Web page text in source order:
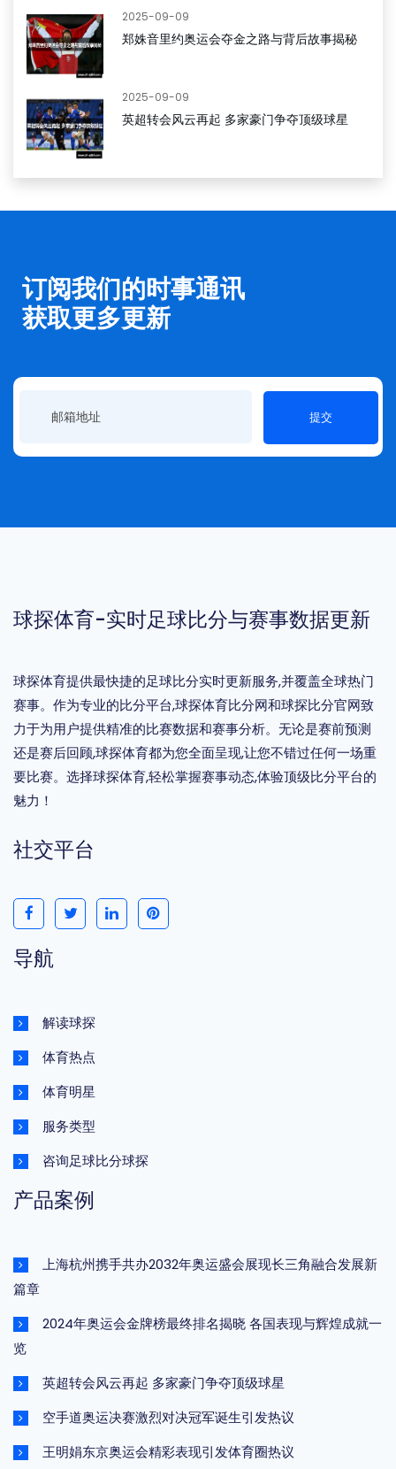
2025-09-09
郑姝音里约奥运会夺金之路与背后故事揭秘
2025-09-09
英超转会风云再起 多家豪门争夺顶级球星
订阅我们的时事通讯
获取更多更新
提交
球探体育-实时足球比分与赛事数据更新
球探体育提供最快捷的足球比分实时更新服务,并覆盖全球热门
赛事。作为专业的比分平台,球探体育比分网和球探比分官网致
力于为用户提供精准的比赛数据和赛事分析。无论是赛前预测
还是赛后回顾,球探体育都为您全面呈现,让您不错过任何一场重
要比赛。选择球探体育,轻松掌握赛事动态,体验顶级比分平台的
魅力！
社交平台
导航
解读球探
体育热点
体育明星
服务类型
咨询足球比分球探
产品案例
上海杭州携手共办2032年奥运盛会展现长三角融合发展新
篇章
2024年奥运会金牌榜最终排名揭晓 各国表现与辉煌成就一
览
英超转会风云再起 多家豪门争夺顶级球星
空手道奥运决赛激烈对决冠军诞生引发热议
王明娟东京奥运会精彩表现引发体育圈热议